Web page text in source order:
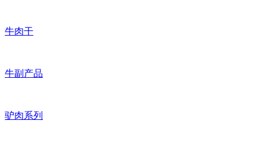
牛肉干
牛副产品
驴肉系列